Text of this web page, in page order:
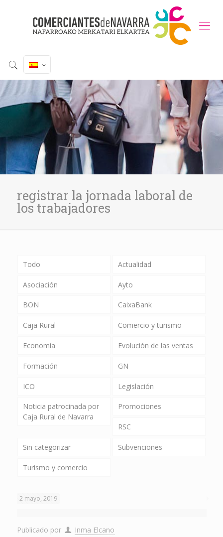
registrar la jornada laboral de
los trabajadores
Todo Actualidad
Asociación Ayto
BON CaixaBank
Caja Rural Comercio y turismo
Economía Evolución de las ventas
Formación GN
ICO Legislación
Noticia patrocinada por
Caja Rural de Navarra
Promociones
RSC
Sin categorizar Subvenciones
Turismo y comercio
2 mayo, 2019
Publicado por Inma Elcano